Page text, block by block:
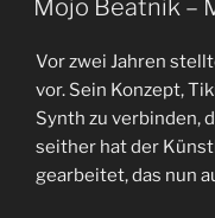
Mojo Beatnik –
Vor zwei Jahren
vor. Sein Konzept,
Synth zu verbinden,
seither hat der
gearbeitet, das nun